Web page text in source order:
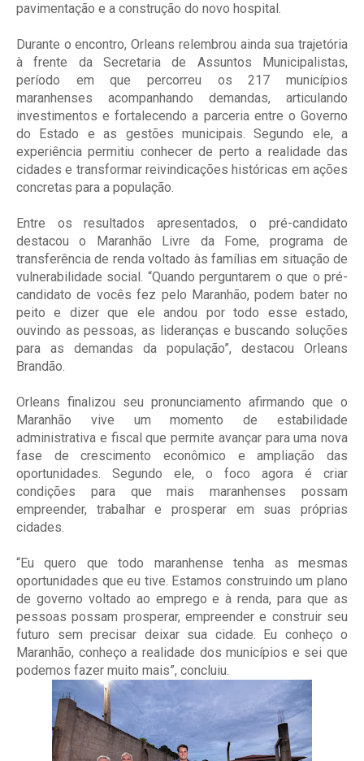
pavimentação e a construção do novo hospital.
Durante o encontro, Orleans relembrou ainda sua trajetória
à frente da Secretaria de Assuntos Municipalistas,
período em que percorreu os 217 municípios
maranhenses acompanhando demandas, articulando
investimentos e fortalecendo a parceria entre o Governo
do Estado e as gestões municipais. Segundo ele, a
experiência permitiu conhecer de perto a realidade das
cidades e transformar reivindicações históricas em ações
concretas para a população.
Entre os resultados apresentados, o pré-candidato
destacou o Maranhão Livre da Fome, programa de
transferência de renda voltado às famílias em situação de
vulnerabilidade social. “Quando perguntarem o que o pré-
candidato de vocês fez pelo Maranhão, podem bater no
peito e dizer que ele andou por todo esse estado,
ouvindo as pessoas, as lideranças e buscando soluções
para as demandas da população”, destacou Orleans
Brandão.
Orleans finalizou seu pronunciamento afirmando que o
Maranhão vive um momento de estabilidade
administrativa e fiscal que permite avançar para uma nova
fase de crescimento econômico e ampliação das
oportunidades. Segundo ele, o foco agora é criar
condições para que mais maranhenses possam
empreender, trabalhar e prosperar em suas próprias
cidades.
“Eu quero que todo maranhense tenha as mesmas
oportunidades que eu tive. Estamos construindo um plano
de governo voltado ao emprego e à renda, para que as
pessoas possam prosperar, empreender e construir seu
futuro sem precisar deixar sua cidade. Eu conheço o
Maranhão, conheço a realidade dos municípios e sei que
podemos fazer muito mais”, concluiu.